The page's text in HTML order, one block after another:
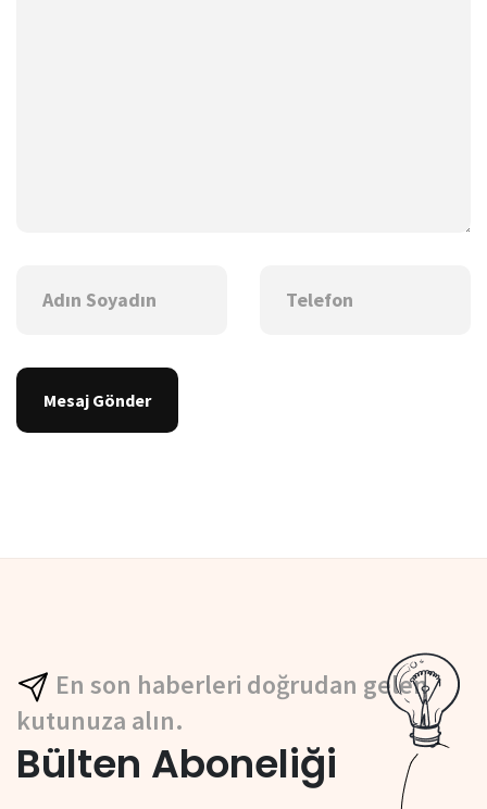
Mesaj Gönder
En son haberleri doğrudan gelen
kutunuza alın.
Bülten Aboneliği